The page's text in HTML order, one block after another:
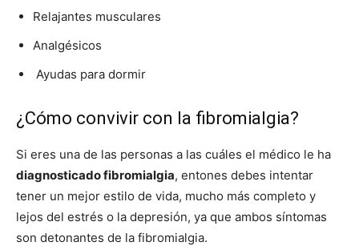
Relajantes musculares
Analgésicos
Ayudas para dormir
¿Cómo convivir con la fibromialgia?
Si eres una de las personas a las cuáles el médico le ha
diagnosticado fibromialgia, entones debes intentar
tener un mejor estilo de vida, mucho más completo y
lejos del estrés o la depresión, ya que ambos síntomas
son detonantes de la fibromialgia.